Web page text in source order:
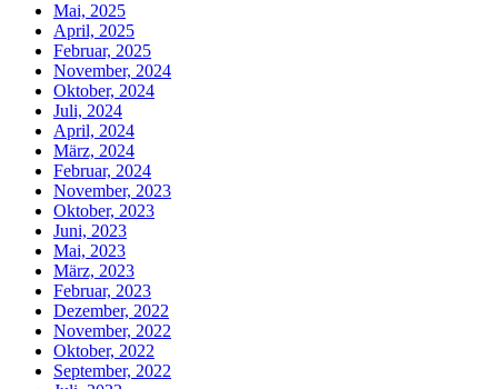
Mai, 2025
April, 2025
Februar, 2025
November, 2024
Oktober, 2024
Juli, 2024
April, 2024
März, 2024
Februar, 2024
November, 2023
Oktober, 2023
Juni, 2023
Mai, 2023
März, 2023
Februar, 2023
Dezember, 2022
November, 2022
Oktober, 2022
September, 2022